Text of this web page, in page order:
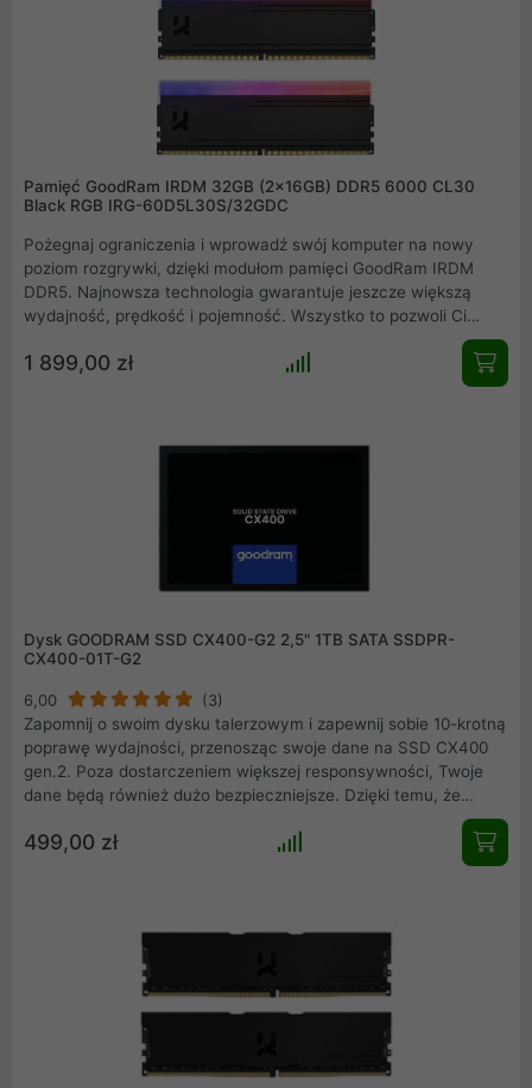
Pamięć GoodRam IRDM 32GB (2x16GB) DDR5 6000 CL30
Black RGB IRG-60D5L30S/32GDC
Pożegnaj ograniczenia i wprowadź swój komputer na nowy
poziom rozgrywki, dzięki modułom pamięci GoodRam IRDM
DDR5. Najnowsza technologia gwarantuje jeszcze większą
wydajność, prędkość i pojemność. Wszystko to pozwoli Ci
kompatybilnych ze standardem DDR5. Dołącz do grona
1 899,00 zł
Dysk GOODRAM SSD CX400-G2 2,5" 1TB SATA SSDPR-
CX400-01T-G2
6,00
(3)
Zapomnij o swoim dysku talerzowym i zapewnij sobie 10-krotną
poprawę wydajności, przenosząc swoje dane na SSD CX400
gen.2. Poza dostarczeniem większej responsywności, Twoje
dane będą również dużo bezpieczniejsze. Dzięki temu, że
zdecydowanie wytrzymalszy na wstrząsy i uderzenia niż dysk
499,00 zł